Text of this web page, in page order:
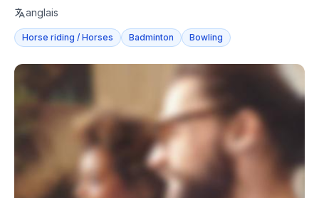
been tea...
anglais
Horse riding / Horses Badminton Bowling